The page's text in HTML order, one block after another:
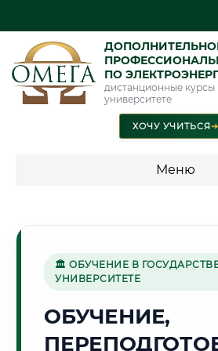
ПО
дистанционные курсы
университете
ХОЧУ УЧИТЬСЯ➜
Меню
🌵
Г. НУКУС
🏛 ОБУЧЕНИЕ В
УНИВЕРСИТЕТЕ
ОБУЧЕНИЕ,